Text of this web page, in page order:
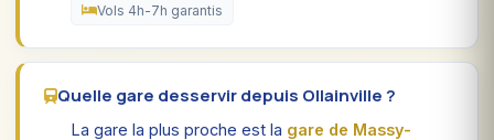
Vols 4h-7h garantis
Quelle gare desservir depuis Ollainville ?
La gare la plus proche est la gare de Massy-